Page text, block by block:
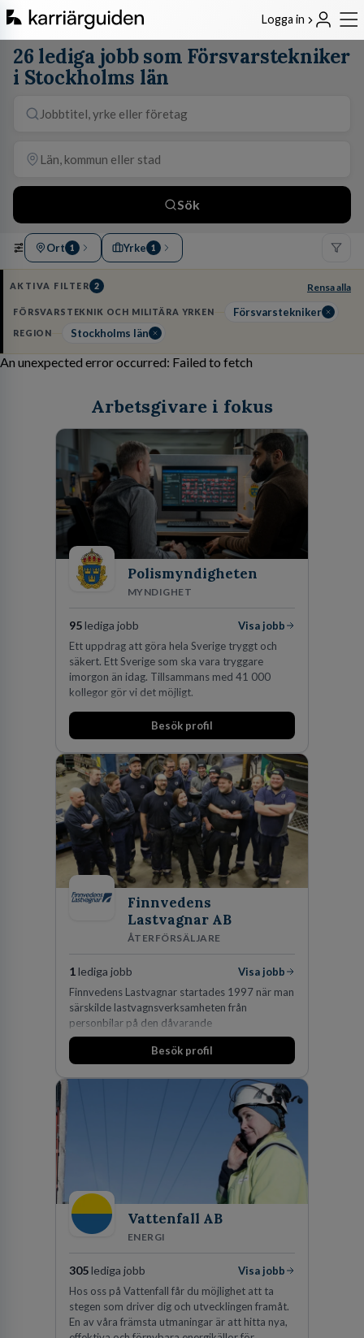
Logga in
26 lediga jobb som Försvarstekniker
i Stockholms län
Sök
Ort 1 Yrke 1
AKTIVA FILTER 2 Rensa alla
FÖRSVARSTEKNIK OCH MILITÄRA YRKEN Försvarstekniker
REGION Stockholms län
An unexpected error occurred: Failed to fetch
Arbetsgivare i fokus
Polismyndigheten
MYNDIGHET
95lediga jobb
Visa jobb
Ett uppdrag att göra hela Sverige tryggt och
säkert. Ett Sverige som ska vara tryggare
imorgon än idag. Tillsammans med 41 000
kollegor gör vi det möjligt.
Besök profil
Finnvedens
Lastvagnar AB
ÅTERFÖRSÄLJARE
1lediga jobb
Visa jobb
Finnvedens Lastvagnar startades 1997 när man
särskilde lastvagnsverksamheten från
personbilar på den dåvarande
huvudanläggningen i Värnamo. Sedan dess har
man expanderat kraftigt genom ett antal
den största privata återförsäljaren av Volvo
Lastvagnar och finns representerade på 20
Besök profil
Vattenfall AB
ENERGI
305lediga jobb
Visa jobb
Hos oss på Vattenfall får du möjlighet att ta
stegen som driver dig och utvecklingen framåt.
En av våra främsta utmaningar är att hitta nya,